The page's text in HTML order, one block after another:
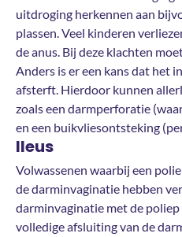
uitdroging herkennen aan
plassen. Veel kinderen
de anus. Bij deze klachten
Anders is er een kans dat het
afsterft. Hierdoor kunnen
zoals een darmperforatie
en een buikvliesontsteking
Ileus
Volwassenen waarbij een
de darminvaginatie hebben
darminvaginatie met de
volledige afsluiting van de